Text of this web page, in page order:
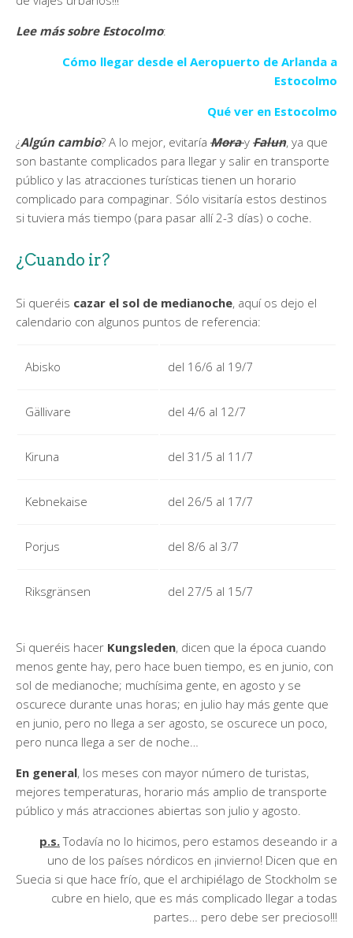
Lee más sobre Estocolmo:
Cómo llegar desde el Aeropuerto de Arlanda a
Estocolmo
Qué ver en Estocolmo
¿Algún cambio? A lo mejor, evitaría Mora y Falun, ya que
son bastante complicados para llegar y salir en transporte
público y las atracciones turísticas tienen un horario
complicado para compaginar. Sólo visitaría estos destinos
si tuviera más tiempo (para pasar allí 2-3 días) o coche.
¿Cuando ir?
Si queréis cazar el sol de medianoche, aquí os dejo el
calendario con algunos puntos de referencia:
Abisko del 16/6 al 19/7
Gällivare del 4/6 al 12/7
Kiruna del 31/5 al 11/7
Kebnekaise del 26/5 al 17/7
Porjus del 8/6 al 3/7
Riksgränsen del 27/5 al 15/7
Si queréis hacer Kungsleden, dicen que la época cuando
menos gente hay, pero hace buen tiempo, es en junio, con
sol de medianoche; muchísima gente, en agosto y se
oscurece durante unas horas; en julio hay más gente que
en junio, pero no llega a ser agosto, se oscurece un poco,
pero nunca llega a ser de noche…
En general, los meses con mayor número de turistas,
mejores temperaturas, horario más amplio de transporte
público y más atracciones abiertas son julio y agosto.
p.s.Todavía no lo hicimos, pero estamos deseando ir a
uno de los países nórdicos en ¡invierno! Dicen que en
Suecia si que hace frío, que el archipiélago de Stockholm se
cubre en hielo, que es más complicado llegar a todas
partes… pero debe ser precioso!!!